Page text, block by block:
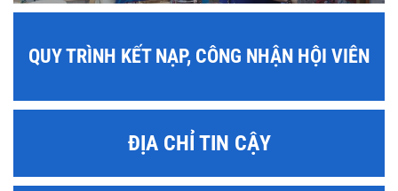
QUY TRÌNH KẾT NẠP, CÔNG NHẬN HỘI VIÊN
ĐỊA CHỈ TIN CẬY